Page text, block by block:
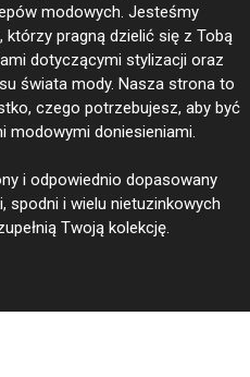
modowych. Jesteśmy
pragną dzielić się z Tobą
dotyczącymi stylizacji oraz
świata mody. Nasza strona to
czego potrzebujesz, aby być
modowymi doniesieniami.
i odpowiednio dopasowany
spodni i wielu nietuzinkowych
Twoją kolekcję.